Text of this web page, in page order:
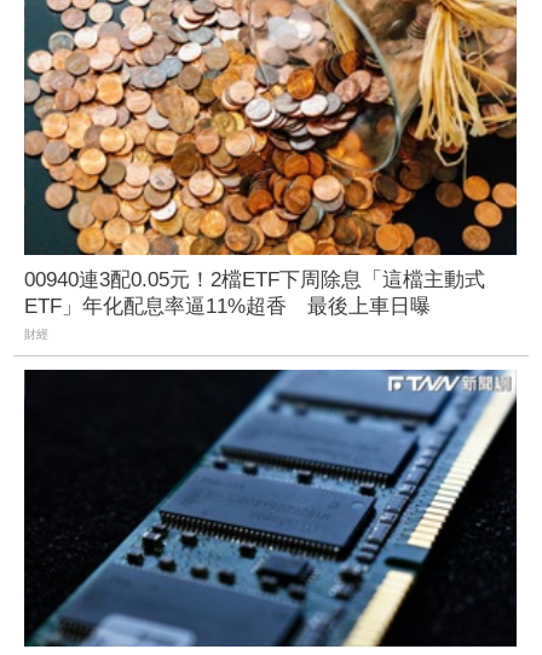
00940連3配0.05元！2檔ETF下周除息「這檔主動式
ETF」年化配息率逼11%超香 最後上車日曝
財經